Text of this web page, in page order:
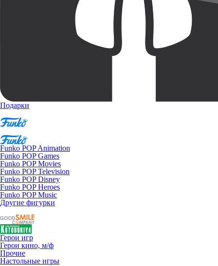
Подарки
Funko POP Animation
Funko POP Games
Funko POP Movies
Funko POP Television
Funko POP Disney
Funko POP Heroes
Funko POP Music
Другие фигурки
Герои игр
Герои кино, м/ф
Прочие
Настольные игры